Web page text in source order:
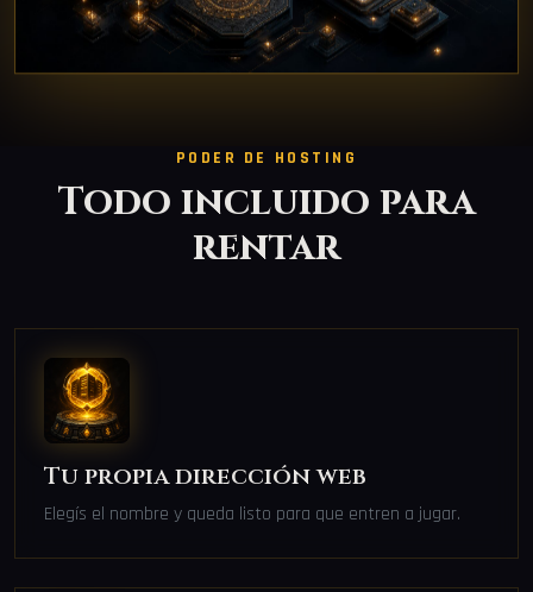
PODER DE HOSTING
Todo incluido para
rentar
Tu propia dirección web
Elegís el nombre y queda listo para que entren a jugar.